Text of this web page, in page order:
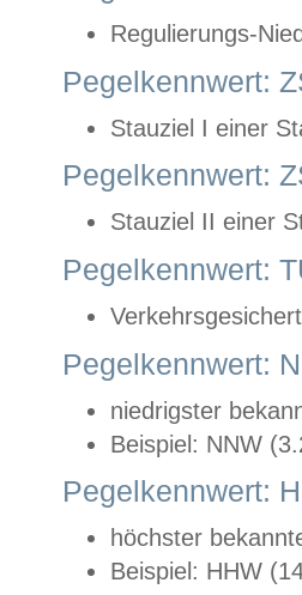
Regulierungs-
Pegelkennwert:
Stauziel I einer
Pegelkennwert:
Stauziel II einer
Pegelkennwert:
Pegelkennwert:
niedrigster
Beispiel: NNW
Pegelkennwert:
höchster
Beispiel: HHW